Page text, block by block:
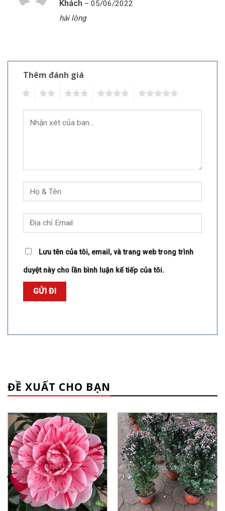
hạng5
sao
Khách – 05/06/2022
hài lòng
Thêm đánh giá
Lưu tên của tôi, email, và trang web trong trình
duyệt này cho lần bình luận kế tiếp của tôi.
ĐỀ XUẤT CHO BẠN